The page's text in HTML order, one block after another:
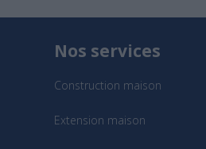
Nos services
Construction maison
Extension maison